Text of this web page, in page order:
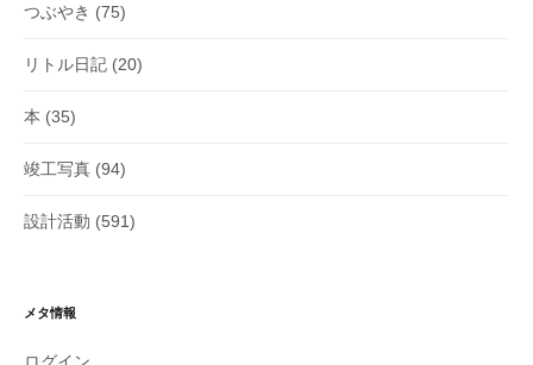
つぶやき (75)
リトル日記 (20)
本 (35)
竣工写真 (94)
設計活動 (591)
メタ情報
ログイン